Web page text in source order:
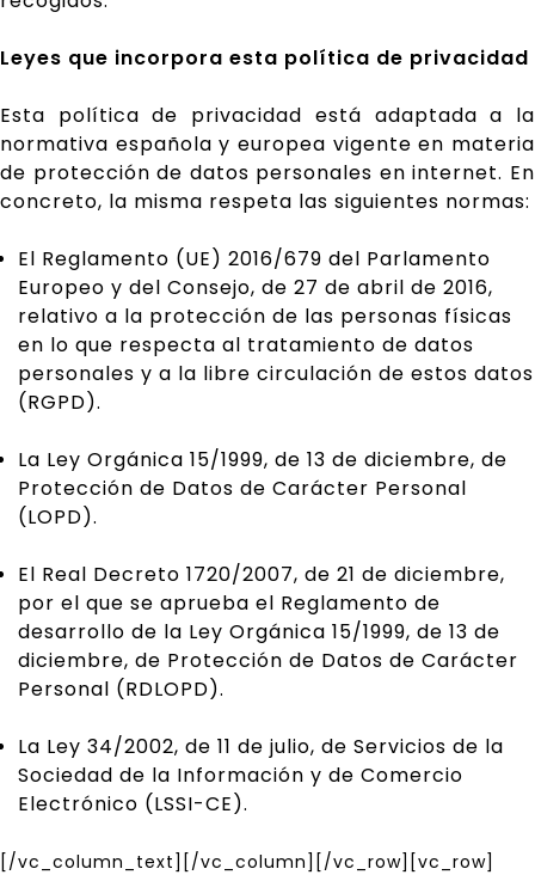
Leyes que incorpora esta política de privacidad
Esta política de privacidad está adaptada a la
normativa española y europea vigente en materia
de protección de datos personales en internet. En
concreto, la misma respeta las siguientes normas:
El Reglamento (UE) 2016/679 del Parlamento
Europeo y del Consejo, de 27 de abril de 2016,
relativo a la protección de las personas físicas
en lo que respecta al tratamiento de datos
personales y a la libre circulación de estos datos
(RGPD).
La Ley Orgánica 15/1999, de 13 de diciembre, de
Protección de Datos de Carácter Personal
(LOPD).
El Real Decreto 1720/2007, de 21 de diciembre,
por el que se aprueba el Reglamento de
desarrollo de la Ley Orgánica 15/1999, de 13 de
diciembre, de Protección de Datos de Carácter
Personal (RDLOPD).
La Ley 34/2002, de 11 de julio, de Servicios de la
Sociedad de la Información y de Comercio
Electrónico (LSSI-CE).
[/vc_column_text][/vc_column][/vc_row][vc_row]